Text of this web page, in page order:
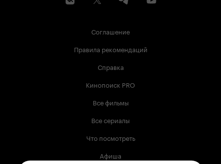
Соглашение
Правила рекомендаций
Справка
Кинопоиск PRO
Все фильмы
Все сериалы
Что посмотреть
Афиша